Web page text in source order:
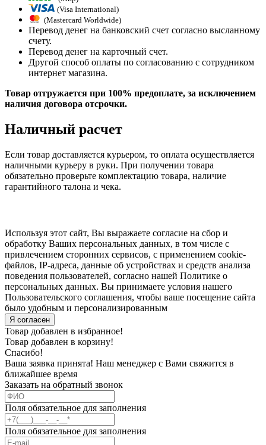
(Visa International)
(Mastercard Worldwide)
Перевод денег на банковский счет согласно высланному
счету.
Перевод денег на карточный счет.
Другой способ оплаты по согласованию с сотрудником
интернет магазина.
Товар отгружается при 100% предоплате, за исключением
наличия договора отсрочки.
Наличный расчет
Если товар доставляется курьером, то оплата осуществляется
наличными курьеру в руки. При получении товара
обязательно проверьте комплектацию товара, наличие
гарантийного талона и чека.
Используя этот сайт, Вы выражаете согласие на сбор и
обработку Ваших персональных данных, в том числе с
привлечением сторонних сервисов, с применением cookie-
файлов, IP-адреса, данные об устройствах и средств анализа
поведения пользователей, согласно нашей Политике о
персональных данных. Вы принимаете условия нашего
Пользовательского соглашения, чтобы ваше посещение сайта
было удобным и персонализированным
Я согласен
Товар добавлен в избранное!
Товар добавлен в корзину!
Спасибо!
Ваша заявка принята! Наш менеджер с Вами свяжится в
ближайшее время
Заказать на обратный звонок
Поля обязательное для заполнения
Поля обязательное для заполнения